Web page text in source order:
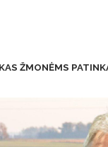
ŽMONĖMS